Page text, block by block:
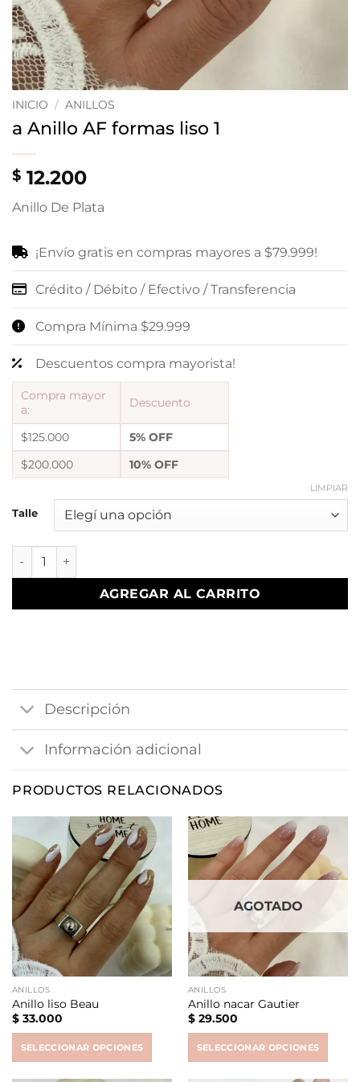
INICIO / ANILLOS
a Anillo AF formas liso 1
$ 12.200
Anillo De Plata
¡Envío gratis en compras mayores a $79.999!
Crédito / Débito / Efectivo / Transferencia
Compra Mínima $29.999
Descuentos compra mayorista!
Compra mayor
a:
Descuento
$125.000
5% OFF
$200.000
10% OFF
Talle
LIMPIAR
a Anillo AF formas liso 1 cantidad
AGREGAR AL CARRITO
Descripción
Información adicional
PRODUCTOS RELACIONADOS
ANILLOS
Anillo liso Beau
$33.000
SELECCIONAR OPCIONES
AGOTADO
ANILLOS
Anillo nacar Gautier
$29.500
SELECCIONAR OPCIONES